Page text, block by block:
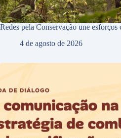
Redes pela Conservação une esforços
4 de agosto de 2026